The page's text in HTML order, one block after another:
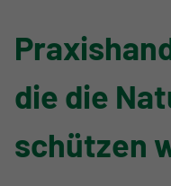
die die
schützen